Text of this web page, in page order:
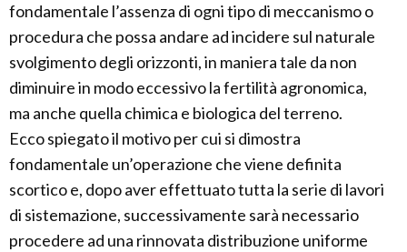
fondamentale l’assenza di ogni tipo di meccanismo o
procedura che possa andare ad incidere sul naturale
svolgimento degli orizzonti, in maniera tale da non
diminuire in modo eccessivo la fertilità agronomica,
ma anche quella chimica e biologica del terreno.
Ecco spiegato il motivo per cui si dimostra
fondamentale un’operazione che viene definita
scortico e, dopo aver effettuato tutta la serie di lavori
di sistemazione, successivamente sarà necessario
procedere ad una rinnovata distribuzione uniforme